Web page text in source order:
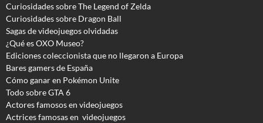
Curiosidades sobre The Legend of Zelda
Curiosidades sobre Dragon Ball
Sagas de videojuegos olvidadas
¿Qué es OXO Museo?
Ediciones coleccionista que no llegaron a Europa
Bares gamers de España
Cómo ganar en Pokémon Unite
Todo sobre GTA 6
Actores famosos en videojuegos
Actrices famosas en videojuegos